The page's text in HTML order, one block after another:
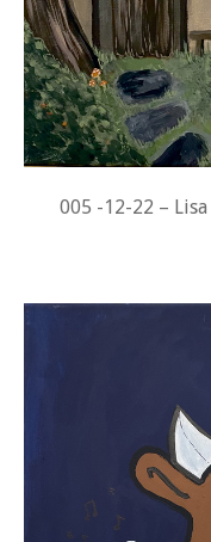
005 -12-22 –